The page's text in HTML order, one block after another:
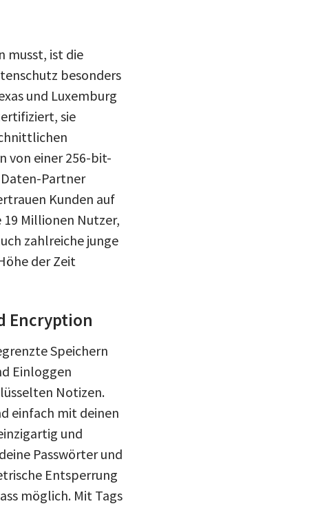
musst, ist die
besonders
und Luxemburg
sie
von einer 256-bit-
Daten-Partner
Kunden auf
Millionen Nutzer,
zahlreiche junge
der Zeit
Encryption
Speichern
Einloggen
Notizen.
einfach mit deinen
und
Passwörter und
Entsperrung
möglich. Mit Tags